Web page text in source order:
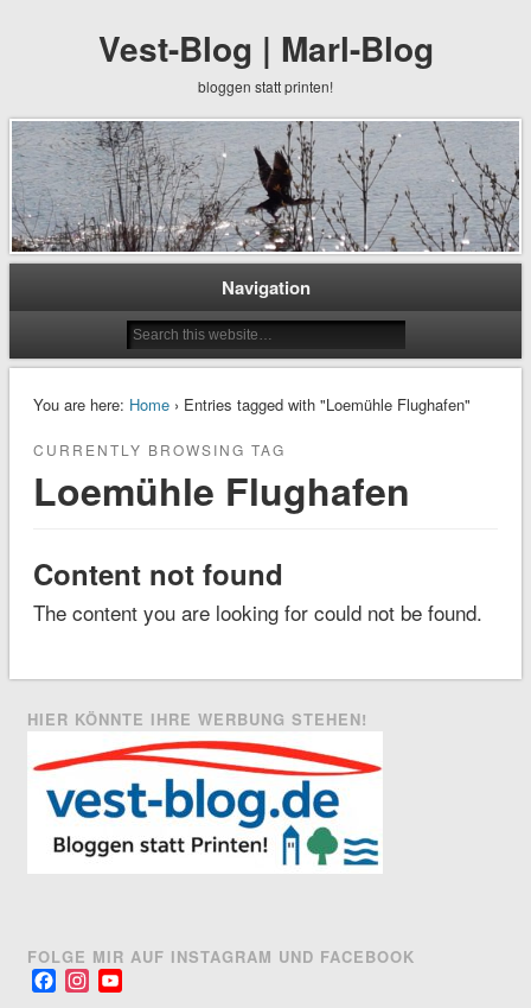
Vest-Blog | Marl-Blog
bloggen statt printen!
Navigation
You are here: Home› Entries tagged with "Loemühle Flughafen"
CURRENTLY BROWSING TAG
Loemühle Flughafen
Content not found
The content you are looking for could not be found.
HIER KÖNNTE IHRE WERBUNG STEHEN!
FOLGE MIR AUF INSTAGRAM UND FACEBOOK
FacebookInstagram